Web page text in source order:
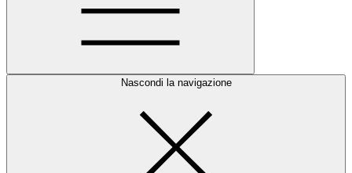
Nascondi la navigazione